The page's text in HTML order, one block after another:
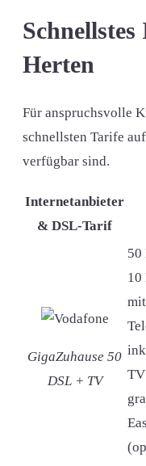
Herten
Für anspruchsvolle
schnellsten Tarife
verfügbar sind.
Internetanbieter
& DSL-Tarif
GigaZuhause 50
DSL + TV
50
10
mit
TV